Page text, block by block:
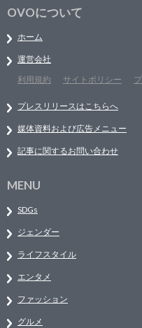
OVOについて
ホーム
運営会社
利用規約
サイトポリシー
プレスリリースはこちらへ
媒体資料および広告メニュー
記事に関するお問い合わせ
MENU
SDGs
ジェンダー
ライフスタイル
エンタメ
ファッション
グルメ